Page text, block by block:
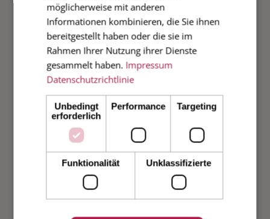
Hochzeit
Weihnachten
Taufe
Verlobung
möglicherweise mit anderen
Informationen kombinieren, die Sie ihnen
bereitgestellt haben oder die sie im
Rahmen Ihrer Nutzung ihrer Dienste
gesammelt haben. Impressum
Datenschutzrichtlinie
Unbedingt
erforderlich
Performance Targeting
Funktionalität Unklassifizierte